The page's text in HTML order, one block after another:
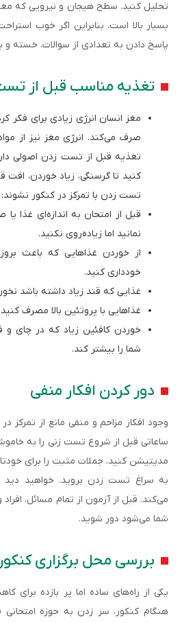
تحلیل کنید. سطح هیجان و نیرویی که
بسیار بالا است. بنابراین اگر خوب
پاسخ دادن به تعدادی از سوالات، خسته
تغذیه مناسب قبل از
مغز انسان انرژی زیادی برای فکر
صرف می‌کند. انرژی مغز نیز از
تغذیه قبل از تست زدن اصولی
کنید تا گرسنگی، زیاد خوردن، افت
تست زدن با تمرکز در کنکور نشوند:
قبل از امتحان به اندازه‌ای غذا
نمانید اما زیاده‌روی نکنید.
از خوردن غذاهایی که باعث
خودداری کنید.
غذایی که قند زیاد داشته باشد
غذاهایی با پروتئین بالا مصرف کنید.
خوردن کافئین زیاد که در چای
شما را بیشتر کند.
دور کردن افکار منفی
وجود افکار مزاحم و منفی مانع از تمرکز
ساعاتی قبل از شروع تست زنی را به
مدیتیشن کنید، جملات مثبت را برای
به سراغ تست زدن بروید. خواهید دید
می‌کند. قبل از آزمون از تمام مسائل،
شما می‌شود دور شوید.
بررسی محل برگزاری کنکور
یکی از راه‌های ساده اما پر بازده برای
هنگام کنکور، سر زدن به حوزه امتحانی